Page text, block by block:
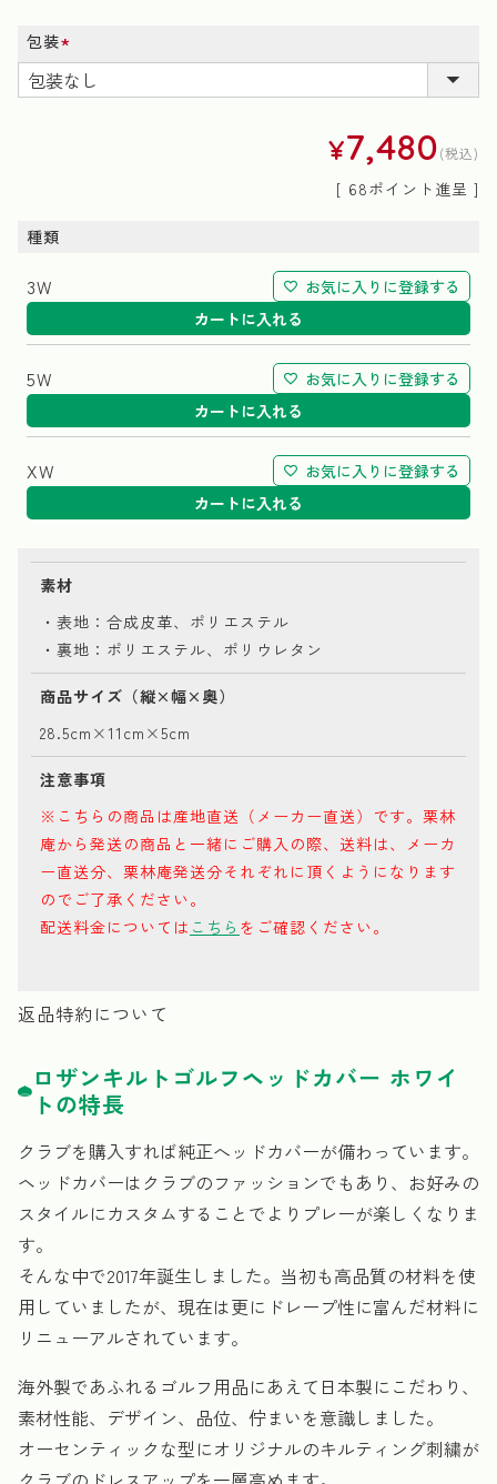
包装
(必
須)
¥7,480 税込
[ 68ポイント進呈 ]
種類
3W
お気に入りに登録する
カートに入れる
5W
お気に入りに登録する
カートに入れる
XW
お気に入りに登録する
カートに入れる
素材
・表地：合成皮革、ポリエステル
・裏地：ポリエステル、ポリウレタン
商品サイズ（縦×幅×奥）
28.5cm×11cm×5cm
注意事項
※こちらの商品は産地直送（メーカー直送）です。栗林
庵から発送の商品と一緒にご購入の際、送料は、メーカ
ー直送分、栗林庵発送分それぞれに頂くようになります
のでご了承ください。
配送料金については こちら をご確認ください。
返品特約について
ロザンキルトゴルフヘッドカバー ホワイ
トの特長
クラブを購入すれば純正へッドカバーが備わっています。
ヘッドカバーはクラブのファッションでもあり、お好みの
スタイルにカスタムすることでよりプレーが楽しくなりま
す。
そんな中で2017年誕生しました。当初も高品質の材料を使
用していましたが、現在は更にドレープ性に富んだ材料に
リニューアルされています。
海外製であふれるゴルフ用品にあえて日本製にこだわり、
素材性能、デザイン、品位、佇まいを意識しました。
オーセンティックな型にオリジナルのキルティング刺繍が